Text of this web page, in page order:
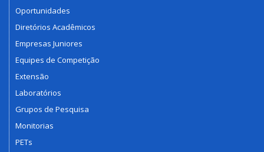
Oportunidades
Diretórios Acadêmicos
Empresas Juniores
Equipes de Competição
Extensão
Laboratórios
Grupos de Pesquisa
Monitorias
PETs